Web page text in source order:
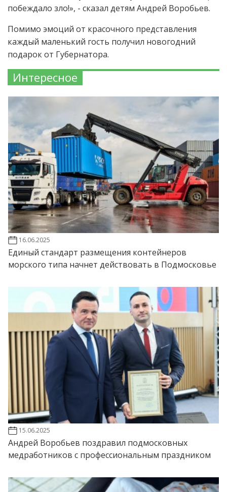
побеждало зло!», - сказал детям Андрей Воробьев.
Помимо эмоций от красочного представления
каждый маленький гость получил новогодний
подарок от Губернатора.
Интересное
16.06.2025
Единый стандарт размещения контейнеров
морского типа начнет действовать в Подмосковье
15.06.2025
Андрей Воробьев поздравил подмосковных
медработников с профессиональным праздником